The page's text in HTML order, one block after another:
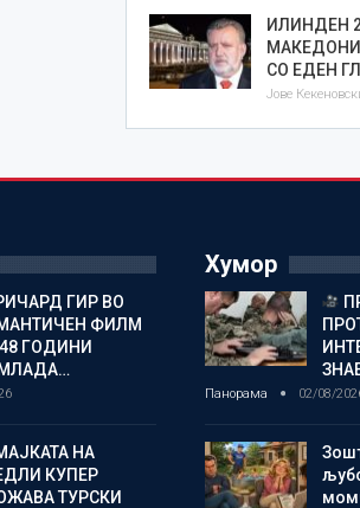
ИЛИНДЕН
СО ЕДЕН
Јове
ГИР ВО
ФИЛМ
ГОДИНИ
НА
КУПЕР
ТУРСКИ
Хумор
Панорама 02/08/